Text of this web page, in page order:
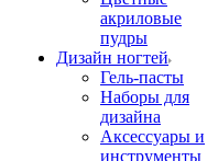
акриловые
пудры
Дизайн ногтей
Гель-пасты
Наборы для
дизайна
Аксессуары и
инструменты